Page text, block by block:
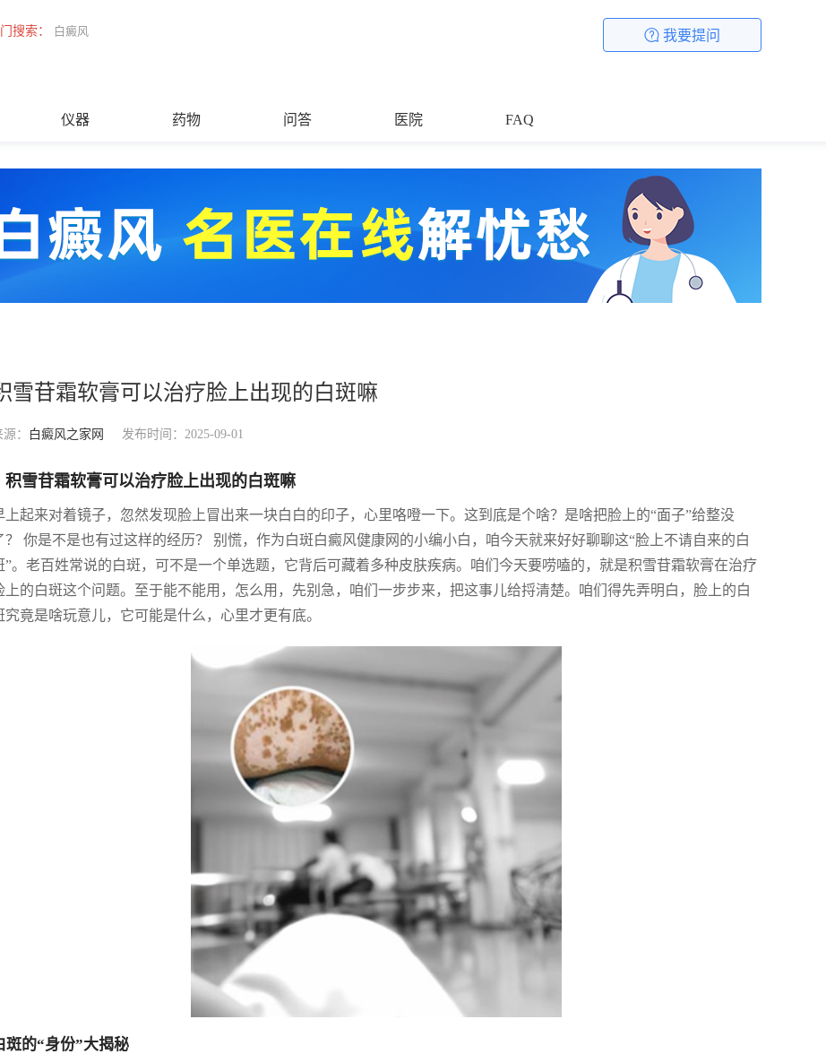
搜索： 白癜风 我要提问
仪器 药物 问答 医院 FAQ
雪苷霜软膏可以治疗脸上出现的白斑嘛
： 白癜风之家网 发布时间：2025-09-01
积雪苷霜软膏可以治疗脸上出现的白斑嘛
上起来对着镜子，忽然发现脸上冒出来一块白白的印子，心里咯噔一下。这到底是个啥？是啥把脸上的“面子”给整没
？ 你是不是也有过这样的经历？ 别慌，作为白斑白癜风健康网的小编小白，咱今天就来好好聊聊这“脸上不请自来的白
”。老百姓常说的白斑，可不是一个单选题，它背后可藏着多种皮肤疾病。咱们今天要唠嗑的，就是积雪苷霜软膏在治疗
上的白斑这个问题。至于能不能用，怎么用，先别急，咱们一步步来，把这事儿给捋清楚。咱们得先弄明白，脸上的白
究竟是啥玩意儿，它可能是什么，心里才更有底。
斑的“身份”大揭秘